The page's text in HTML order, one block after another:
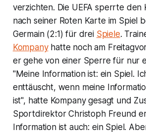
verzichten. Die UEFA sperrte den
nach seiner Roten Karte im Spiel
Germain (2:1) für drei Spiele.
Kompanyhatte noch am
er gehe von einer Sperre für nur
"Meine Information ist: ein Spiel.
enttäuscht, wenn meine
ist", hatte Kompany gesagt und
Sportdirektor Christoph Freund
Information ist auch: ein Spiel.